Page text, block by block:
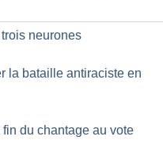
neurones
la bataille antiraciste en
du chantage au vote